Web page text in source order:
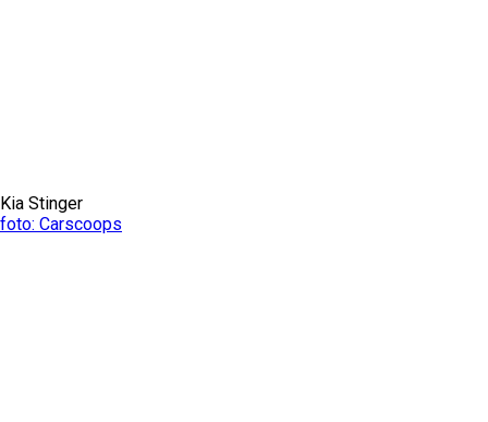
Kia Stinger
foto: Carscoops